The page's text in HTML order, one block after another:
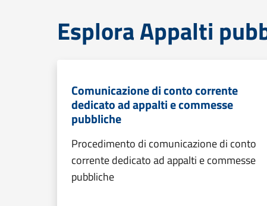
Esplora Appalti
Comunicazione di conto corrente
dedicato ad appalti e commesse
pubbliche
Procedimento di comunicazione di conto
corrente dedicato ad appalti e commesse
pubbliche